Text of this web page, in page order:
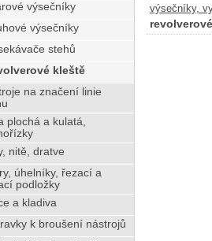
výsečníky,
výsečníky
výsečníky
stehů
kleště
na značení linie
plochá a kulatá,
nitě, dratve
úhelníky, řezací a
podložky
a kladiva
k broušení nástrojů